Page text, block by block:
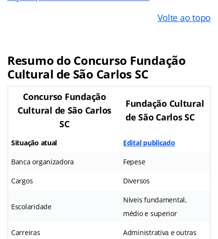
Volte ao topo
Resumo do Concurso Fundação
Cultural de São Carlos SC
Concurso Fundação
Cultural de São Carlos
SC
Fundação Cultural
de São Carlos SC
Situação atual Edital publicado
Banca organizadora Fepese
Cargos Diversos
Escolaridade
Níveis fundamental,
médio e superior
Carreiras Administrativa e outras